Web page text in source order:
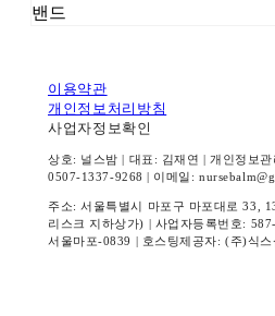
밴드
이용약관
개인정보처리방침
사업자정보확인
상호: 널스밤 | 대표: 김재연 | 개인정보
0507-1337-9268 | 이메일:
주소: 서울특별시 마포구 마포대로 33,
리스크 지하상가) | 사업자등록번호:
서울마포-0839 | 호스팅제공자: (주)식스